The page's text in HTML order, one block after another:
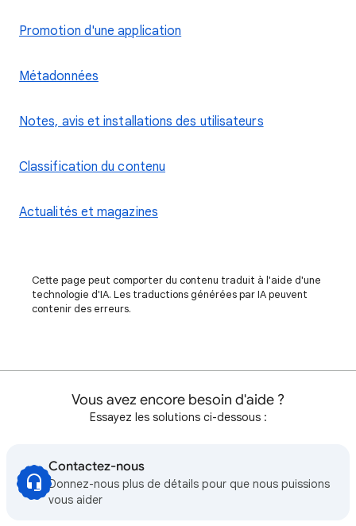
Promotion d'une application
Métadonnées
Notes, avis et installations des utilisateurs
Classification du contenu
Actualités et magazines
Cette page peut comporter du contenu traduit à l'aide d'une
technologie d'IA. Les traductions générées par IA peuvent
contenir des erreurs.
Vous avez encore besoin d'aide ?
Essayez les solutions ci-dessous :
Contactez-nous
Donnez-nous plus de détails pour que nous puissions
vous aider